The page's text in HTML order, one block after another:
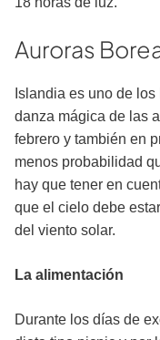
Auroras
Islandia es uno de
danza mágica de las
febrero y también en
menos probabilidad
hay que tener en
que el cielo debe
del viento solar.
La alimentación
Durante los días de